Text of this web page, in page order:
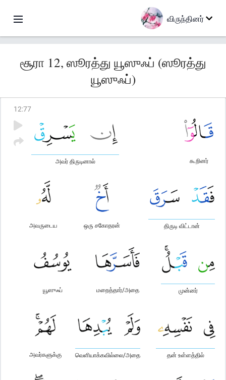
விருந்தினர்
சூரா 12, ஸூரத்து யூஸுஃப் (ஸூரத்து
யூஸுஃப்)
12:77
கூறினர்
அவர் திருடினால்
திருடி விட்டான்
ஒரு சகோதரன்
அவருடைய
முன்னர்
மறைத்தார்/அதை
யூஸுஃப்
தன் உள்ளத்தில்
வெளியாக்கவில்லை/அதை
அவர்களுக்கு